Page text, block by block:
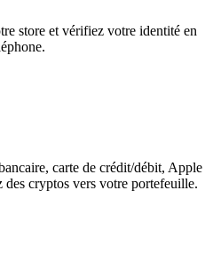
store et vérifiez votre identité en
carte de crédit/débit, Apple
cryptos vers votre portefeuille.